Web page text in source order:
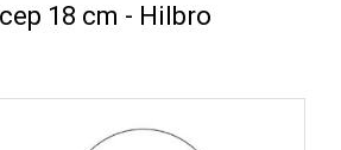
18 cm - Hilbro